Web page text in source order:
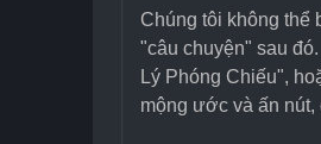
Chúng tôi không thể
"câu chuyện" sau
Lý Phóng Chiếu",
mộng ước và ấn